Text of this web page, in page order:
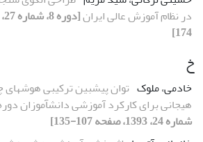
در نظام آموزش عالی ایران
174]
خ
خادمی، ملوک توان پیشبین ترکیبی هوشهای
هیجانی برای کارکرد آموزشی دانشآموزان
شماره 24، 1393، صفحه 107-135]